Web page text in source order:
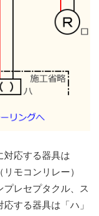
対応する器具は
モコンリレー）
プレセプタクル、ス
する器具は「ハ」